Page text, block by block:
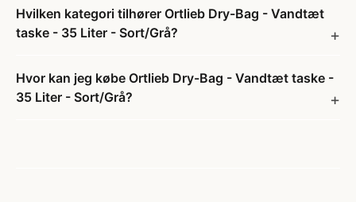
Hvilken kategori tilhører Ortlieb Dry-Bag - Vandtæt
taske - 35 Liter - Sort/Grå?
Hvor kan jeg købe Ortlieb Dry-Bag - Vandtæt taske -
35 Liter - Sort/Grå?